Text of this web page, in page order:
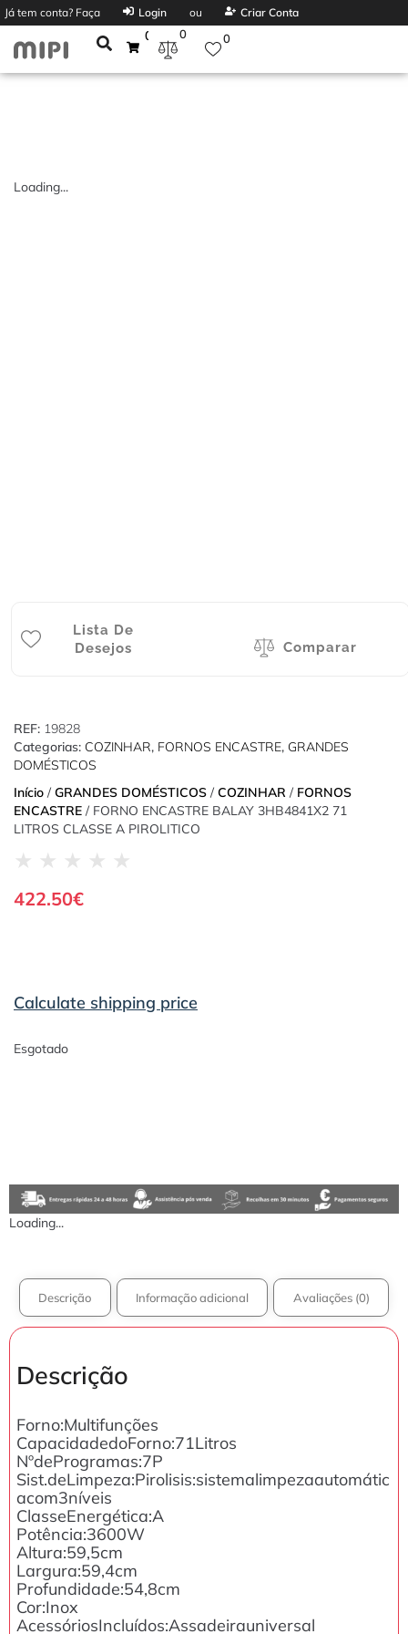
Já tem conta? Faça Login ou Criar Conta
0 0 0
Loading...
Lista De
Desejos
Comparar
REF: 19828
Categorias: COZINHAR, FORNOS ENCASTRE, GRANDES
DOMÉSTICOS
Início / GRANDES DOMÉSTICOS / COZINHAR / FORNOS
ENCASTRE / FORNO ENCASTRE BALAY 3HB4841X2 71
LITROS CLASSE A PIROLITICO
★ ★ ★ ★ ★
422.50€
Calculate shipping price
Esgotado
Loading...
Descrição Informação adicional Avaliações (0)
Descrição
Forno:Multifunções
CapacidadedoForno:71Litros
NºdeProgramas:7P
Sist.deLimpeza:Pirolisis:sistemalimpezaautomátic
acom3níveis
ClasseEnergética:A
Potência:3600W
Altura:59,5cm
Largura:59,4cm
Profundidade:54,8cm
Cor:Inox
AcessóriosIncluídos:Assadeirauniversal